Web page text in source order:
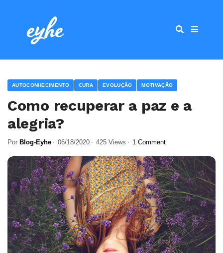
AUTOCONHECIMENTO CURA EVOLUÇÃO MOTIVAÇÃO
Como recuperar a paz e a
alegria?
Por Blog-Eyhe 06/18/2020 425 Views 1 Comment